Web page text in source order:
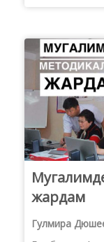
жардам
Гулмира